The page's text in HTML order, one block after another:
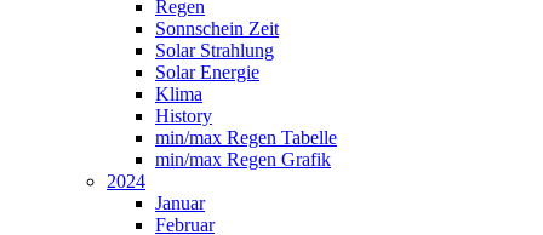
Regen
Sonnschein Zeit
Solar Strahlung
Solar Energie
Klima
History
min/max Regen Tabelle
min/max Regen Grafik
2024
Januar
Februar